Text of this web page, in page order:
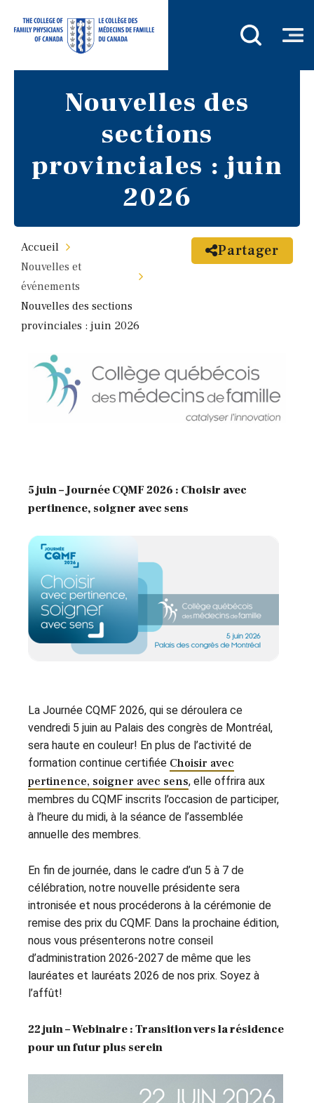
Nouvelles des
sections
provinciales : juin
2026
Accueil
Nouvelles et
événements
Nouvelles des sections
provinciales : juin 2026
Partager
5 juin – Journée CQMF 2026 : Choisir avec
pertinence, soigner avec sens
La Journée CQMF 2026, qui se déroulera ce
vendredi 5 juin au Palais des congrès de Montréal,
sera haute en couleur! En plus de l’activité de
formation continue certifiée Choisir avec
pertinence, soigner avec sens, elle offrira aux
membres du CQMF inscrits l’occasion de participer,
à l’heure du midi, à la séance de l’assemblée
annuelle des membres.
En fin de journée, dans le cadre d’un 5 à 7 de
célébration, notre nouvelle présidente sera
intronisée et nous procéderons à la cérémonie de
remise des prix du CQMF. Dans la prochaine édition,
nous vous présenterons notre conseil
d’administration 2026-2027 de même que les
lauréates et lauréats 2026 de nos prix. Soyez à
l’affût!
22 juin – Webinaire : Transition vers la résidence
pour un futur plus serein